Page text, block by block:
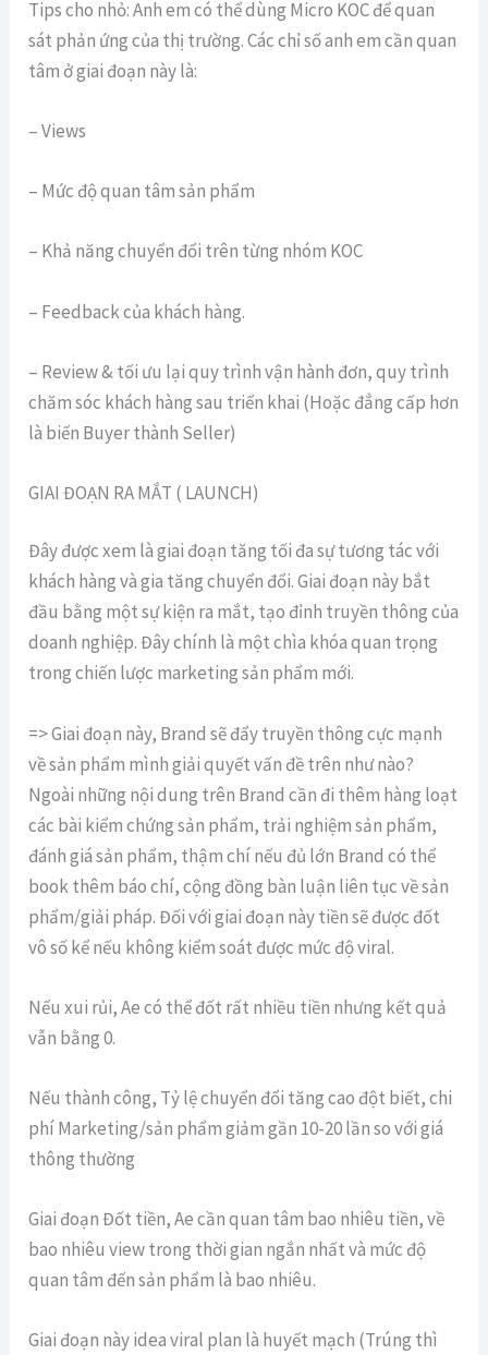
Tips cho nhỏ: Anh em có thể dùng Micro KOC để quan
sát phản ứng của thị trường. Các chỉ số anh em cần quan
tâm ở giai đoạn này là:
– Views
– Mức độ quan tâm sản phẩm
– Khả năng chuyển đổi trên từng nhóm KOC
– Feedback của khách hàng.
– Review & tối ưu lại quy trình vận hành đơn, quy trình
chăm sóc khách hàng sau triển khai (Hoặc đẳng cấp hơn
là biến Buyer thành Seller)
GIAI ĐOẠN RA MẮT ( LAUNCH)
Đây được xem là giai đoạn tăng tối đa sự tương tác với
khách hàng và gia tăng chuyển đổi. Giai đoạn này bắt
đầu bằng một sự kiện ra mắt, tạo đỉnh truyền thông của
doanh nghiệp. Đây chính là một chìa khóa quan trọng
trong chiến lược marketing sản phẩm mới.
=> Giai đoạn này, Brand sẽ đẩy truyền thông cực mạnh
về sản phẩm mình giải quyết vấn đề trên như nào?
Ngoài những nội dung trên Brand cần đi thêm hàng loạt
các bài kiểm chứng sản phẩm, trải nghiệm sản phẩm,
đánh giá sản phẩm, thậm chí nếu đủ lớn Brand có thể
book thêm báo chí, cộng đồng bàn luận liên tục về sản
phẩm/giải pháp. Đối với giai đoạn này tiền sẽ được đốt
vô số kể nếu không kiểm soát được mức độ viral.
Nếu xui rủi, Ae có thể đốt rất nhiều tiền nhưng kết quả
vẫn bằng 0.
Nếu thành công, Tỷ lệ chuyển đổi tăng cao đột biết, chi
phí Marketing/sản phẩm giảm gần 10-20 lần so với giá
thông thường
Giai đoạn Đốt tiền, Ae cần quan tâm bao nhiêu tiền, về
bao nhiêu view trong thời gian ngắn nhất và mức độ
quan tâm đến sản phẩm là bao nhiêu.
Giai đoạn này idea viral plan là huyết mạch (Trúng thì